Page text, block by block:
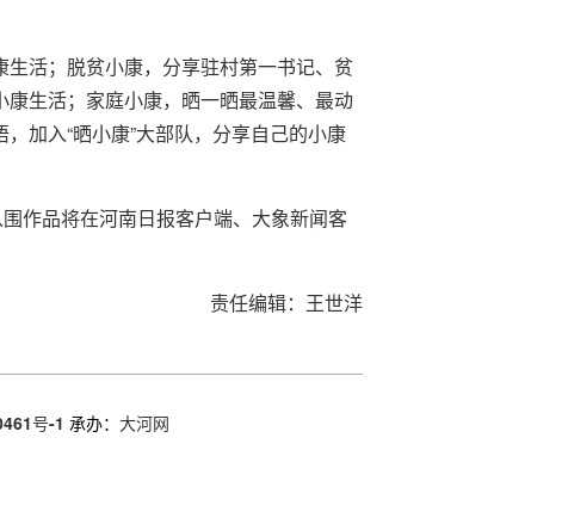
活；脱贫小康，分享驻村第一书记、贫
生活；家庭小康，晒一晒最温馨、最动
加入“晒小康”大部队，分享自己的小康
作品将在河南日报客户端、大象新闻客
责任编辑：王世洋
号-1 承办： 大河网